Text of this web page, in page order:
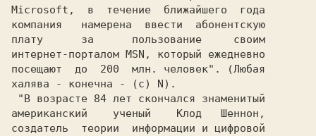
Microsoft,  в  течение  ближайшего  года
компания   намерена  ввести  абонентскую
плату      за      пользование     своим
интернет-порталом MSN, который ежедневно
посещают  до  200  млн. человек". (Любая
халява - конечна - (c) N).
американский    ученый    Клод   Шеннон,
создатель  теории  информации и цифровой